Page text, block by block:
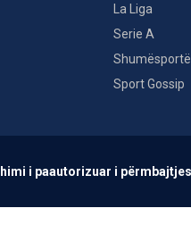
La Liga
Serie A
Sport Gossip
i paautorizuar i